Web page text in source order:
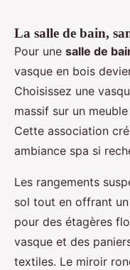
La salle de bain,
Pour une salle de
vasque en bois
Choisissez une
massif sur un
Cette association
ambiance spa si
Les rangements
sol tout en offrant
pour des étagères
vasque et des
textiles. Le miroir